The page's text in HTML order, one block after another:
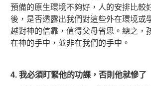
預備的原生環境不夠好，人的安排比較
後，是否透露出我們對這些外在環境或
越對神的信靠，值得父母省思。總之，
在神的手中，並非在我們的手中。
4. 我必須盯緊他的功課，否則他就慘了